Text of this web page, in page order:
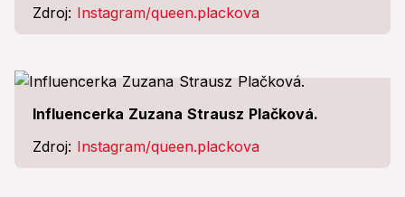
Zdroj: Instagram/queen.plackova
Influencerka Zuzana Strausz Plačková.
Zdroj: Instagram/queen.plackova